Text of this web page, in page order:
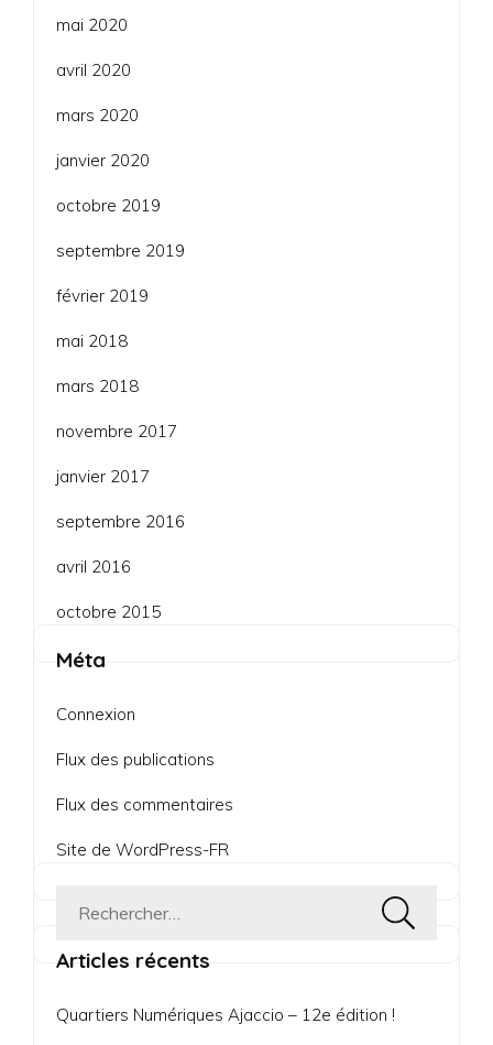
mai 2020
avril 2020
mars 2020
janvier 2020
octobre 2019
septembre 2019
février 2019
mai 2018
mars 2018
novembre 2017
janvier 2017
septembre 2016
avril 2016
octobre 2015
Méta
Connexion
Flux des publications
Flux des commentaires
Site de WordPress-FR
Rechercher :
Articles récents
Quartiers Numériques Ajaccio – 12e édition !